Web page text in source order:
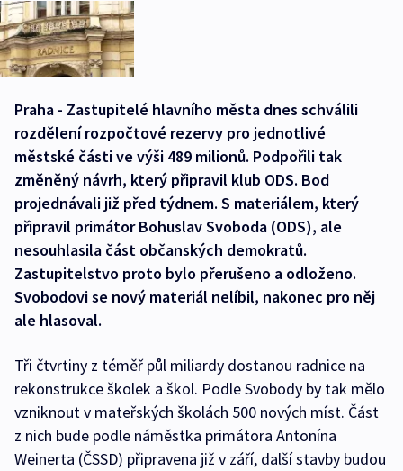
Praha - Zastupitelé hlavního města dnes schválili
rozdělení rozpočtové rezervy pro jednotlivé
městské části ve výši 489 milionů. Podpořili tak
změněný návrh, který připravil klub ODS. Bod
projednávali již před týdnem. S materiálem, který
připravil primátor Bohuslav Svoboda (ODS), ale
nesouhlasila část občanských demokratů.
Zastupitelstvo proto bylo přerušeno a odloženo.
Svobodovi se nový materiál nelíbil, nakonec pro něj
ale hlasoval.
Tři čtvrtiny z téměř půl miliardy dostanou radnice na
rekonstrukce školek a škol. Podle Svobody by tak mělo
vzniknout v mateřských školách 500 nových míst. Část
z nich bude podle náměstka primátora Antonína
Weinerta (ČSSD) připravena již v září, další stavby budou